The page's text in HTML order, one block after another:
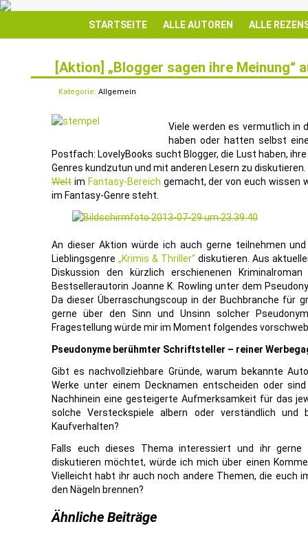
STARTSEITE ALLE AUTOREN ALLE
[Aktion] „Blogger sagen ihre Meinung“
Kategorie: Allgemein
Viele werden es vermutlich in
haben oder hatten selbst
Postfach: LovelyBooks sucht Blogger, die Lust haben,
Genres kundzutun und mit anderen Lesern zu
Welt im Fantasy-Bereich gemacht, der von euch wissen
im Fantasy-Genre steht.
An dieser Aktion würde ich auch gerne teilnehmen
Lieblingsgenre „Krimis & Thriller“diskutieren. Aus
Diskussion den kürzlich erschienenen Kriminalroman
Bestsellerautorin Joanne K. Rowling unter dem
Da dieser Überraschungscoup in der Buchbranche für
gerne über den Sinn und Unsinn solcher
Fragestellung würde mir im Moment folgendes
Pseudonyme berühmter Schriftsteller – reiner
Gibt es nachvollziehbare Gründe, warum bekannte
Werke unter einem Decknamen entscheiden oder
Nachhinein eine gesteigerte Aufmerksamkeit für das
solche Versteckspiele albern oder verständlich und
Kaufverhalten?
Falls euch dieses Thema interessiert und ihr
diskutieren möchtet, würde ich mich über einen
Vielleicht habt ihr auch noch andere Themen, die euch
den Nägeln brennen?
Ähnliche Beiträge